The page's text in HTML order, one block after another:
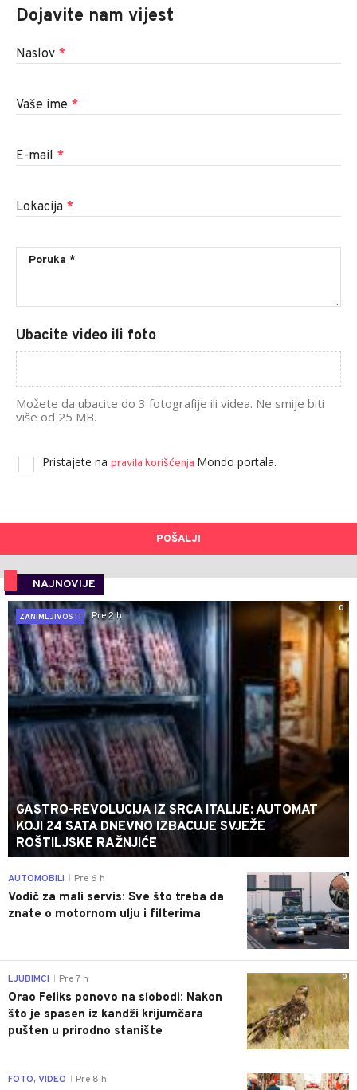
Dojavite nam vijest
Naslov *
Vaše ime *
E-mail *
Lokacija *
Ubacite video ili foto
Možete da ubacite do 3 fotografije ili videa. Ne smije biti
više od 25 MB.
Pristajete na pravila korišćenja Mondo portala.
POŠALJI
NAJNOVIJE
0
ZANIMLJIVOSTI
Pre 2 h
GASTRO-REVOLUCIJA IZ SRCA ITALIJE: AUTOMAT
KOJI 24 SATA DNEVNO IZBACUJE SVJEŽE
ROŠTILJSKE RAŽNJIĆE
0
AUTOMOBILI Pre 6 h
Vodič za mali servis: Sve što treba da
znate o motornom ulju i filterima
0
LJUBIMCI Pre 7 h
Orao Feliks ponovo na slobodi: Nakon
što je spasen iz kandži krijumčara
pušten u prirodno stanište
0
FOTO, VIDEO Pre 8 h